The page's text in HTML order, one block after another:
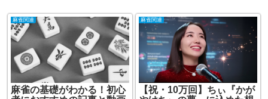
麻雀関連
麻雀の基礎がわかる！初心
麻雀関連
【祝・10万回】ちぃ『かが